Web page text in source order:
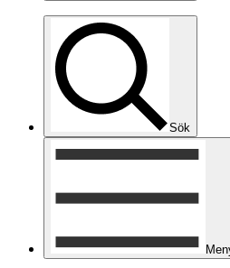
Sök